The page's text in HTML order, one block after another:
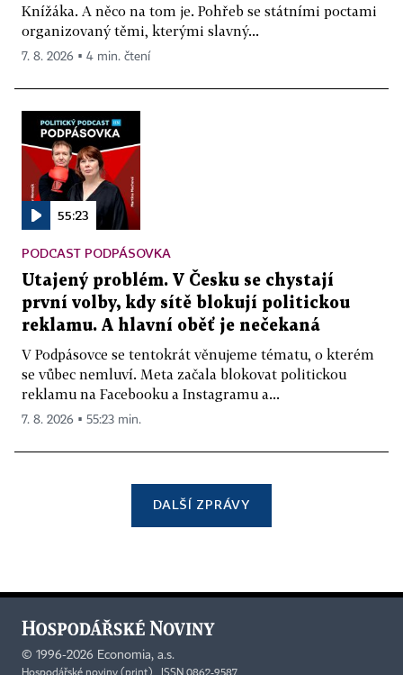
Knížáka. A něco na tom je. Pohřeb se státními poctami
organizovaný těmi, kterými slavný...
7. 8. 2026 ▪ 4 min. čtení
55:23
PODCAST PODPÁSOVKA
Utajený problém. V Česku se chystají
první volby, kdy sítě blokují politickou
reklamu. A hlavní oběť je nečekaná
V Podpásovce se tentokrát věnujeme tématu, o kterém
se vůbec nemluví. Meta začala blokovat politickou
reklamu na Facebooku a Instagramu a...
7. 8. 2026 ▪ 55:23 min.
DALŠÍ ZPRÁVY
© 1996-2026 Economia, a.s.